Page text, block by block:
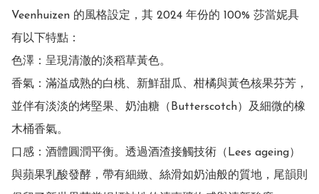
Veenhuizen 的風格設定，其 2024 年份的 100% 莎當妮具
有以下特點：
色澤：呈現清澈的淡稻草黃色。
香氣：滿溢成熟的白桃、新鮮甜瓜、柑橘與黃色核果芬芳，
並伴有淡淡的烤堅果、奶油糖（Butterscotch）及細微的橡
木桶香氣。
口感：酒體圓潤平衡。透過酒渣接觸技術（Lees ageing）
與蘋果乳酸發酵，帶有細緻、絲滑如奶油般的質地，尾韻則